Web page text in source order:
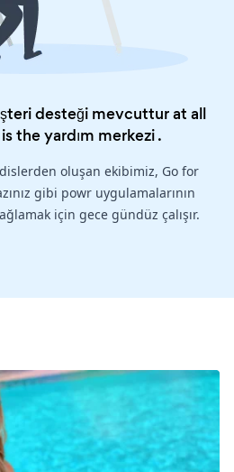
desteği mevcuttur at all
theyardım merkezi.
oluşan ekibimiz, Go for
gibi powr uygulamalarının
için gece gündüz çalışır.